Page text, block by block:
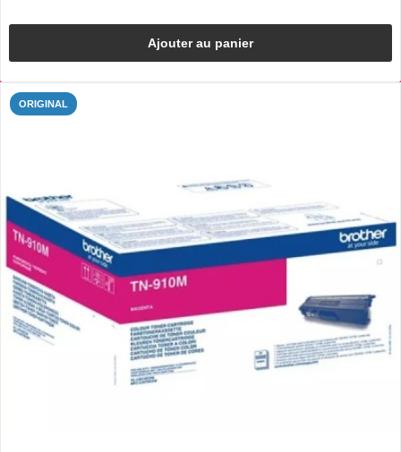
Ajouter au panier
ORIGINAL